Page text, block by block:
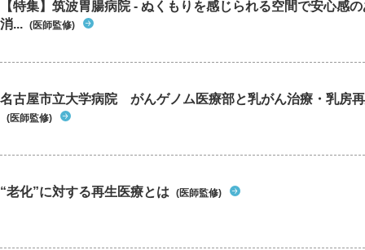
【特集】筑波胃腸病院 - ぬくもりを感じられる空間で安心感
消... (医師監修)
名古屋市立大学病院 がんゲノム医療部と乳がん治療・乳房
(医師監修)
“老化”に対する再生医療とは (医師監修)